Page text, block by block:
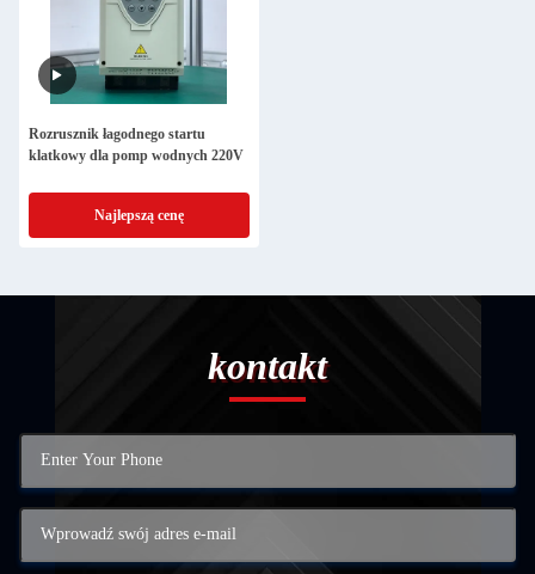
Rozrusznik łagodnego startu
klatkowy dla pomp wodnych 220V
Najlepszą cenę
kontakt